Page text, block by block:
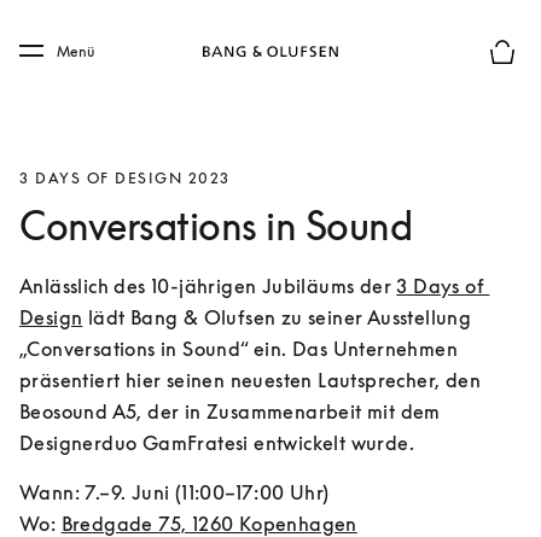
Skip to main footer
Menü
3 DAYS OF DESIGN 2023
Conversations in Sound
Anlässlich des 10-jährigen Jubiläums der 3 Days of
Design lädt Bang & Olufsen zu seiner Ausstellung
„Conversations in Sound“ ein. Das Unternehmen
präsentiert hier seinen neuesten Lautsprecher, den
Beosound A5, der in Zusammenarbeit mit dem
Designerduo GamFratesi entwickelt wurde.
Wann: 7.–9. Juni (11:00–17:00 Uhr)
Wo: Bredgade 75, 1260 Kopenhagen